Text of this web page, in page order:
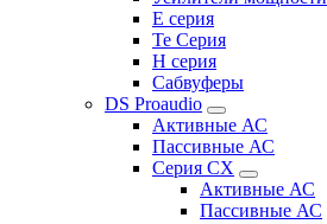
E серия
Te Серия
H серия
Сабвуферы
DS Proaudio
Активные АС
Пассивные АС
Серия CX
Активные АС
Пассивные АС